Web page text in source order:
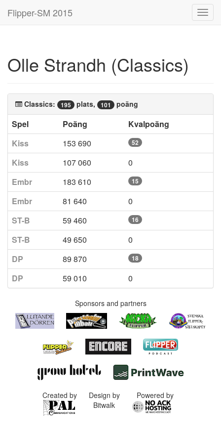
Flipper-SM 2015
Olle Strandh (Classics)
Classics: 195 plats, 101 poäng
Spel Poäng
Kvalpoäng
Kiss
153 690 52
Kiss 107 060
0
Embr
183 610 15
Embr 81 640
0
ST-B
59 460 16
ST-B 49 650
0
DP
89 870 18
DP 59 010 0
Sponsors and partners
Created by
Design by
Bitwalk
Powered by